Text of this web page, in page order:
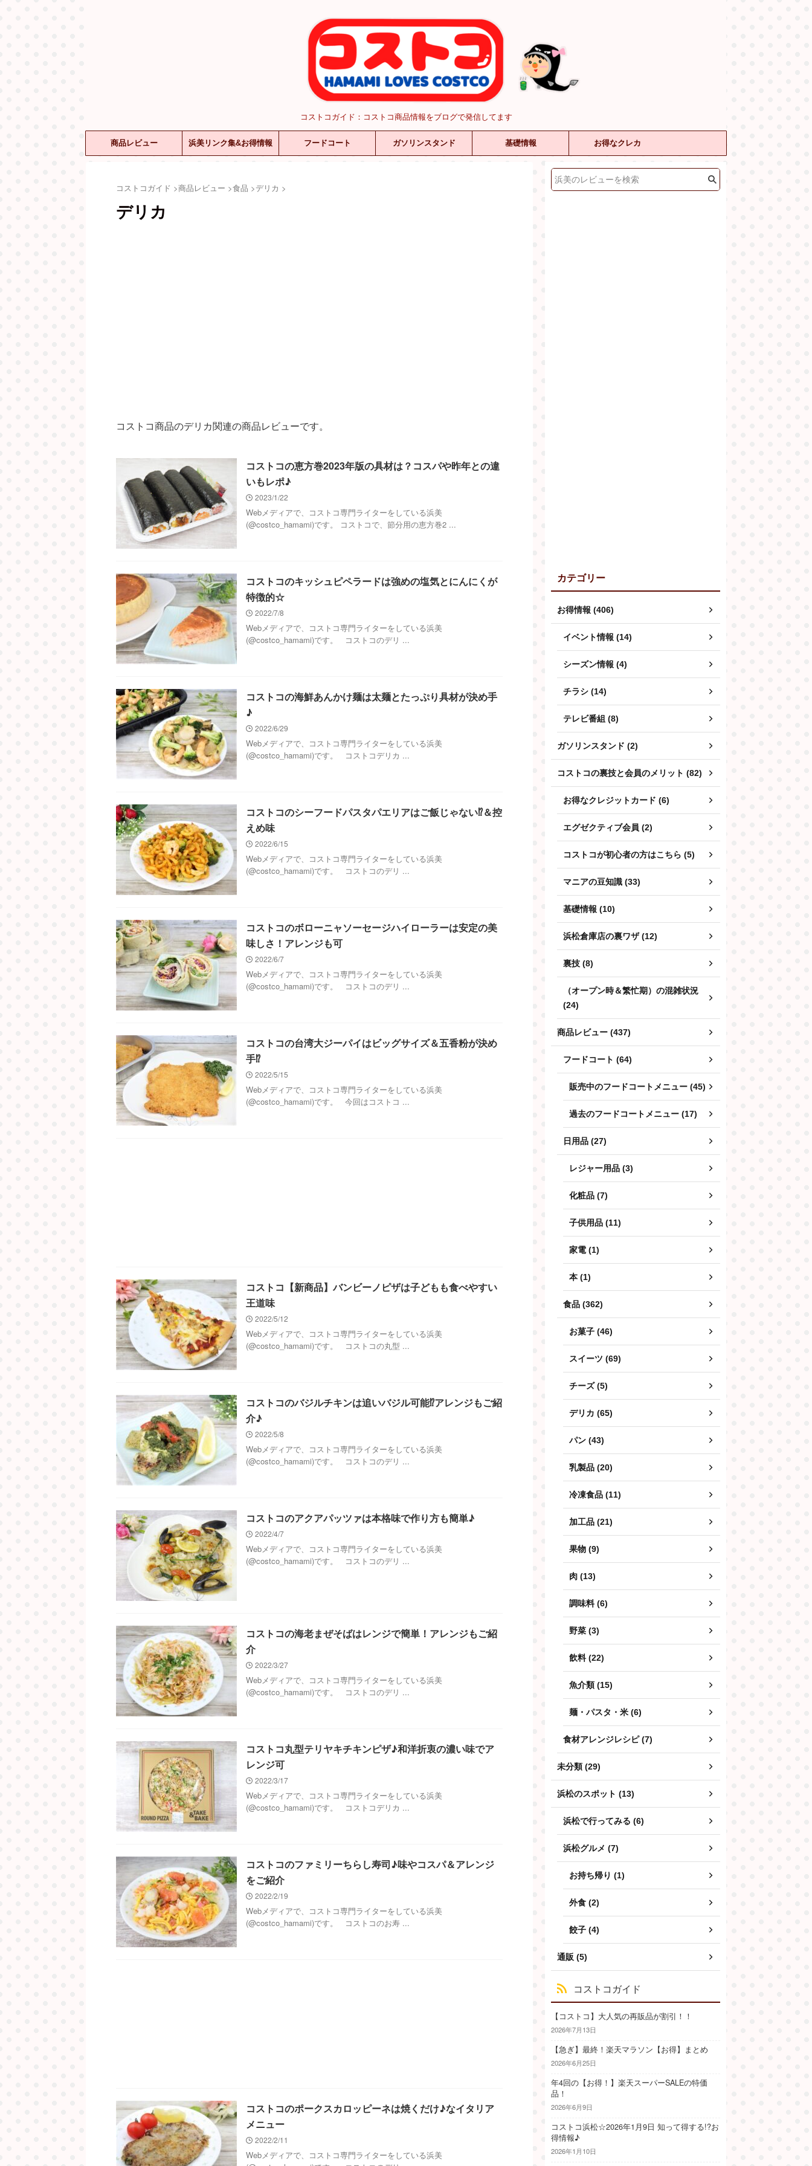
コストコガイド：コストコ商品情報をブログで発信してます
商品レビュー 浜美リンク集&お得情報 フードコート ガソリンスタンド 基礎情報 お得なクレカ
コストコガイド >商品レビュー >食品 >デリカ >
デリカ
コストコ商品のデリカ関連の商品レビューです。
コストコの恵方巻2023年版の具材は？コスパや昨年との違
いもレポ♪
2023/1/22
Webメディアで、コストコ専門ライターをしている浜美
(@costco_hamami)です。 コストコで、節分用の恵方巻2 ...
コストコのキッシュピペラードは強めの塩気とにんにくが
特徴的☆
2022/7/8
Webメディアで、コストコ専門ライターをしている浜美
(@costco_hamami)です。 コストコのデリ ...
コストコの海鮮あんかけ麺は太麺とたっぷり具材が決め手
♪
2022/6/29
Webメディアで、コストコ専門ライターをしている浜美
(@costco_hamami)です。 コストコデリカ ...
コストコのシーフードパスタパエリアはご飯じゃない⁉＆控
えめ味
2022/6/15
Webメディアで、コストコ専門ライターをしている浜美
(@costco_hamami)です。 コストコのデリ ...
コストコのボローニャソーセージハイローラーは安定の美
味しさ！アレンジも可
2022/6/7
Webメディアで、コストコ専門ライターをしている浜美
(@costco_hamami)です。 コストコのデリ ...
コストコの台湾大ジーパイはビッグサイズ＆五香粉が決め
手⁉
2022/5/15
Webメディアで、コストコ専門ライターをしている浜美
(@costco_hamami)です。 今回はコストコ ...
コストコ【新商品】バンビーノピザは子どもも食べやすい
王道味
2022/5/12
Webメディアで、コストコ専門ライターをしている浜美
(@costco_hamami)です。 コストコの丸型 ...
コストコのバジルチキンは追いバジル可能⁉アレンジもご紹
介♪
2022/5/8
Webメディアで、コストコ専門ライターをしている浜美
(@costco_hamami)です。 コストコのデリ ...
コストコのアクアパッツァは本格味で作り方も簡単♪
2022/4/7
Webメディアで、コストコ専門ライターをしている浜美
(@costco_hamami)です。 コストコのデリ ...
コストコの海老まぜそばはレンジで簡単！アレンジもご紹
介
2022/3/27
Webメディアで、コストコ専門ライターをしている浜美
(@costco_hamami)です。 コストコのデリ ...
コストコ丸型テリヤキチキンピザ♪和洋折衷の濃い味でア
レンジ可
2022/3/17
Webメディアで、コストコ専門ライターをしている浜美
(@costco_hamami)です。 コストコデリカ ...
コストコのファミリーちらし寿司♪味やコスパ＆アレンジ
をご紹介
2022/2/19
Webメディアで、コストコ専門ライターをしている浜美
(@costco_hamami)です。 コストコのお寿 ...
コストコのポークスカロッピーネは焼くだけ♪なイタリア
メニュー
2022/2/11
Webメディアで、コストコ専門ライターをしている浜美
カテゴリー
お得情報 (406)
イベント情報 (14)
シーズン情報 (4)
チラシ (14)
テレビ番組 (8)
ガソリンスタンド (2)
コストコの裏技と会員のメリット (82)
お得なクレジットカード (6)
エグゼクティブ会員 (2)
コストコが初心者の方はこちら (5)
マニアの豆知識 (33)
基礎情報 (10)
浜松倉庫店の裏ワザ (12)
裏技 (8)
（オープン時＆繁忙期）の混雑状況
(24)
商品レビュー (437)
フードコート (64)
販売中のフードコートメニュー (45)
過去のフードコートメニュー (17)
日用品 (27)
レジャー用品 (3)
化粧品 (7)
子供用品 (11)
家電 (1)
本 (1)
食品 (362)
お菓子 (46)
スイーツ (69)
チーズ (5)
デリカ (65)
パン (43)
乳製品 (20)
冷凍食品 (11)
加工品 (21)
果物 (9)
肉 (13)
調味料 (6)
野菜 (3)
飲料 (22)
魚介類 (15)
麺・パスタ・米 (6)
食材アレンジレシピ (7)
未分類 (29)
浜松のスポット (13)
浜松で行ってみる (6)
浜松グルメ (7)
お持ち帰り (1)
外食 (2)
餃子 (4)
通販 (5)
コストコガイド
【コストコ】大人気の再販品が割引！！
2026年7月13日
【急ぎ】最終！楽天マラソン【お得】まとめ
2026年6月25日
年4回の【お得！】楽天スーパーSALEの特価
品！
2026年6月9日
コストコ浜松☆2026年1月9日 知って得する!?お
得情報♪
2026年1月10日